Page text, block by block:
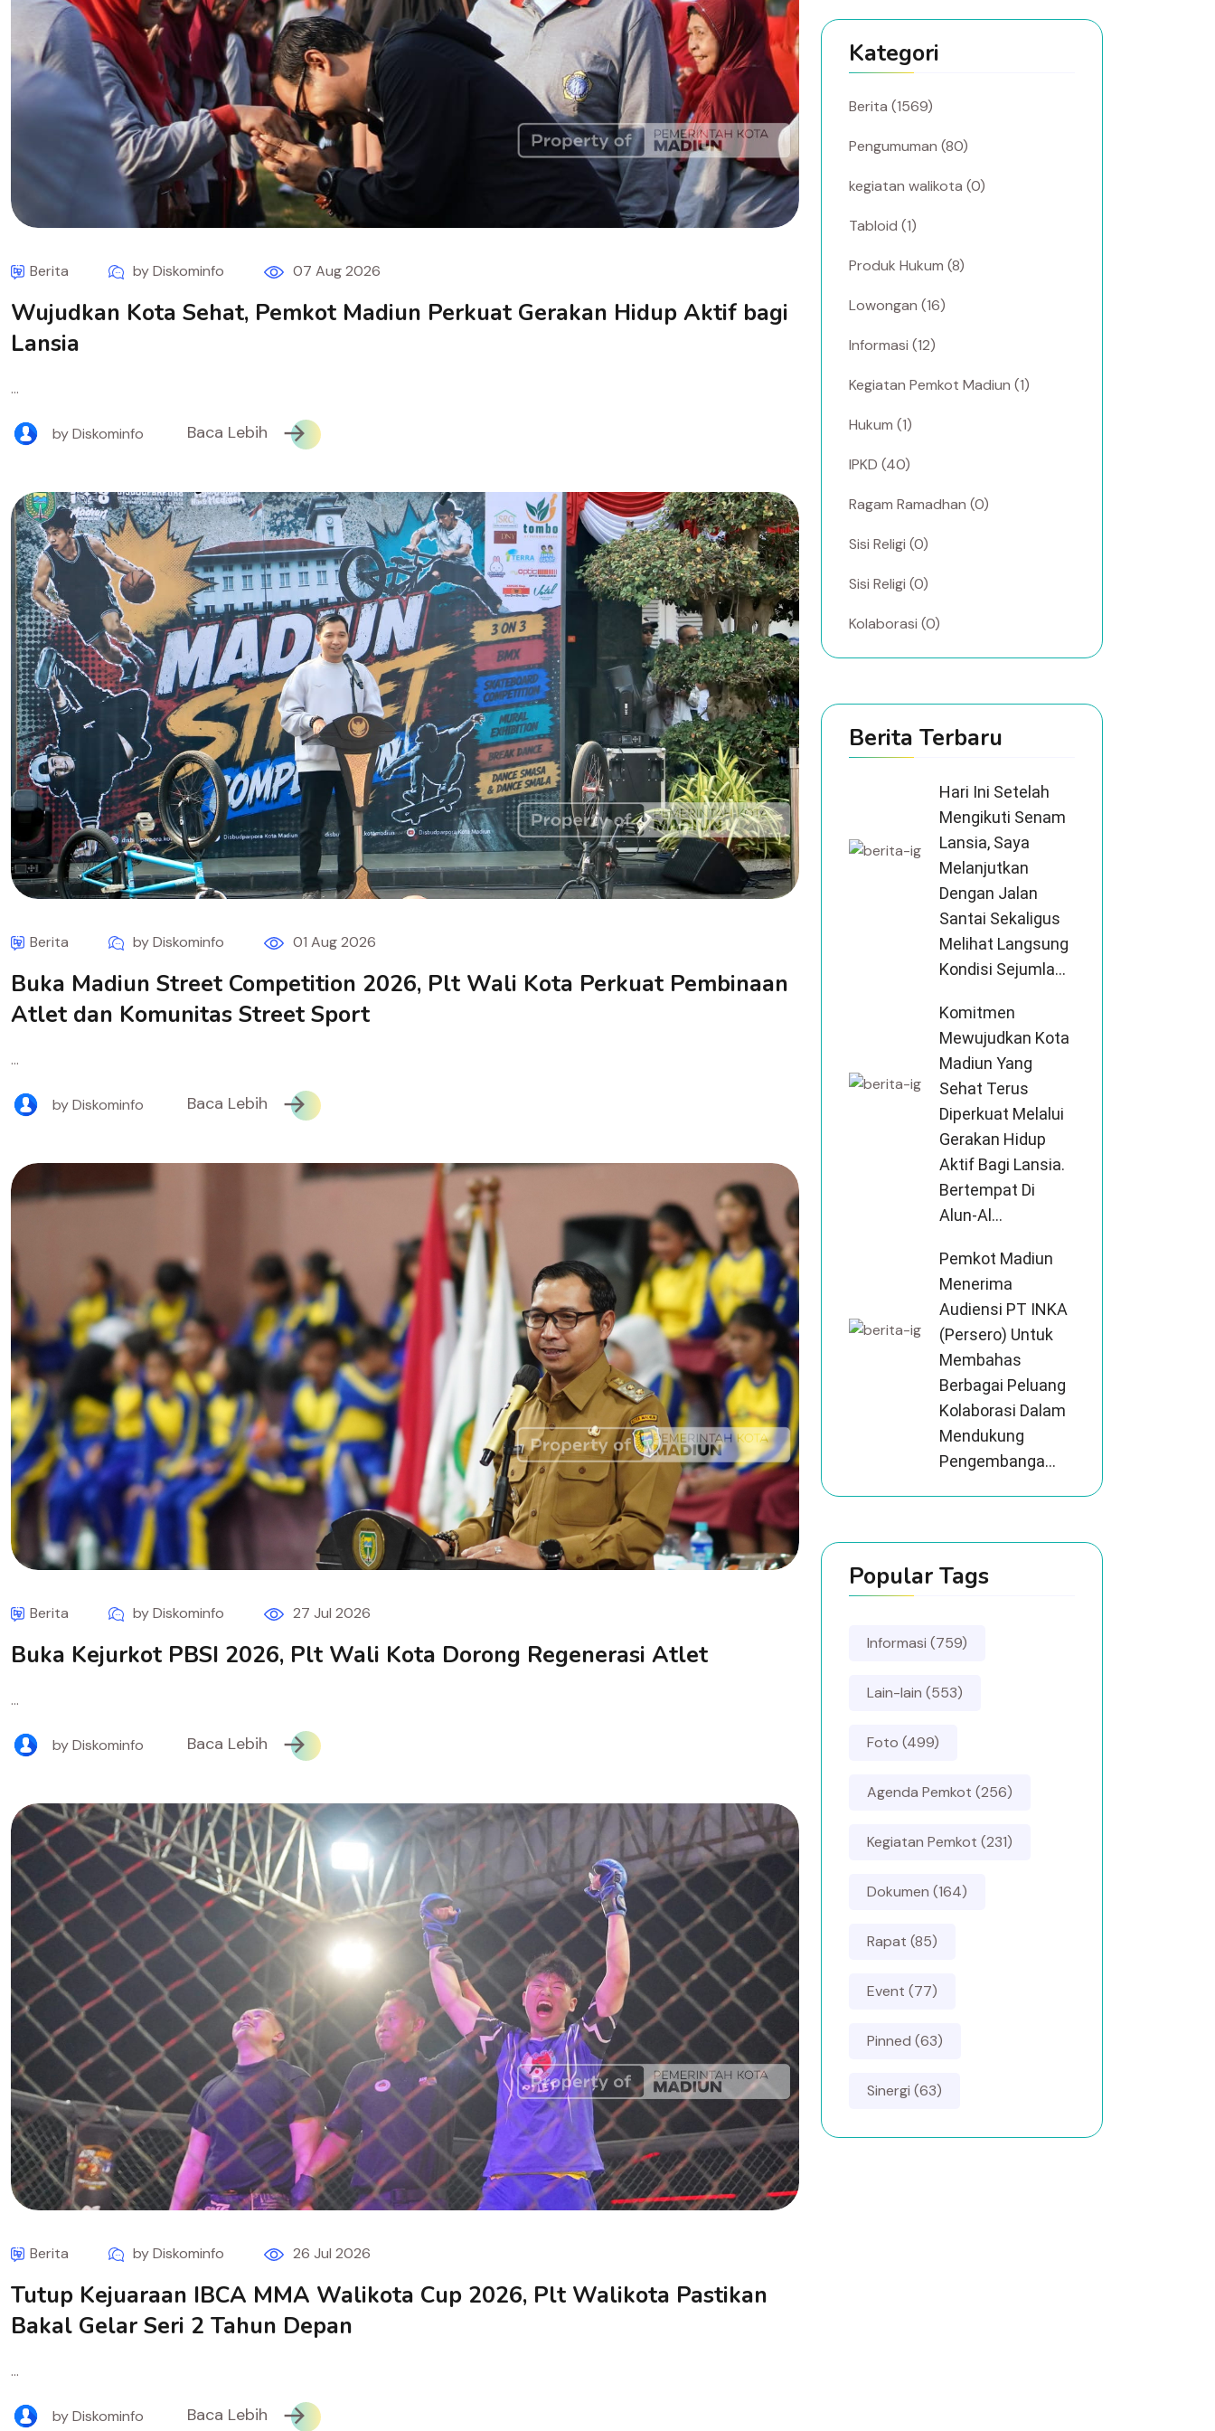
Berita by Diskominfo 07 Aug 2026
Wujudkan Kota Sehat, Pemkot Madiun Perkuat Gerakan Hidup Aktif bagi
Lansia
...
by Diskominfo Baca Lebih
Berita by Diskominfo 01 Aug 2026
Buka Madiun Street Competition 2026, Plt Wali Kota Perkuat Pembinaan
Atlet dan Komunitas Street Sport
...
by Diskominfo Baca Lebih
Berita by Diskominfo 27 Jul 2026
Buka Kejurkot PBSI 2026, Plt Wali Kota Dorong Regenerasi Atlet
...
by Diskominfo Baca Lebih
Berita by Diskominfo 26 Jul 2026
Tutup Kejuaraan IBCA MMA Walikota Cup 2026, Plt Walikota Pastikan
Bakal Gelar Seri 2 Tahun Depan
...
by Diskominfo Baca Lebih
Kategori
Berita (1569)
Pengumuman (80)
kegiatan walikota (0)
Tabloid (1)
Produk Hukum (8)
Lowongan (16)
Informasi (12)
Kegiatan Pemkot Madiun (1)
Hukum (1)
IPKD (40)
Ragam Ramadhan (0)
Sisi Religi (0)
Sisi Religi (0)
Kolaborasi (0)
Berita Terbaru
Hari Ini Setelah
Mengikuti Senam
Lansia, Saya
Melanjutkan
Dengan Jalan
Santai Sekaligus
Melihat Langsung
Kondisi Sejumla...
Komitmen
Mewujudkan Kota
Madiun Yang
Sehat Terus
Diperkuat Melalui
Gerakan Hidup
Aktif Bagi Lansia.
Bertempat Di
Alun-Al...
Pemkot Madiun
Menerima
Audiensi PT INKA
(Persero) Untuk
Membahas
Berbagai Peluang
Kolaborasi Dalam
Mendukung
Pengembanga...
Popular Tags
Informasi (759)
Lain-lain (553)
Foto (499)
Agenda Pemkot (256)
Kegiatan Pemkot (231)
Dokumen (164)
Rapat (85)
Event (77)
Pinned (63)
Sinergi (63)